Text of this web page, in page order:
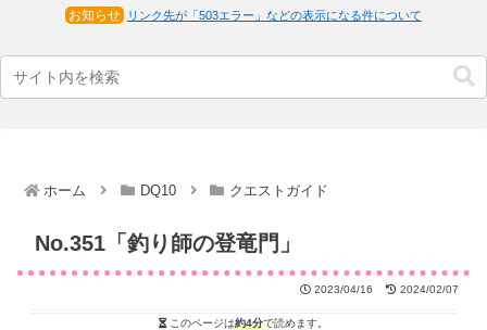
お知らせ リンク先が「503エラー」などの表示になる件について
ホーム DQ10 クエストガイド
No.351「釣り師の登竜門」
2023/04/16 2024/02/07
このページは約4分で読めます。